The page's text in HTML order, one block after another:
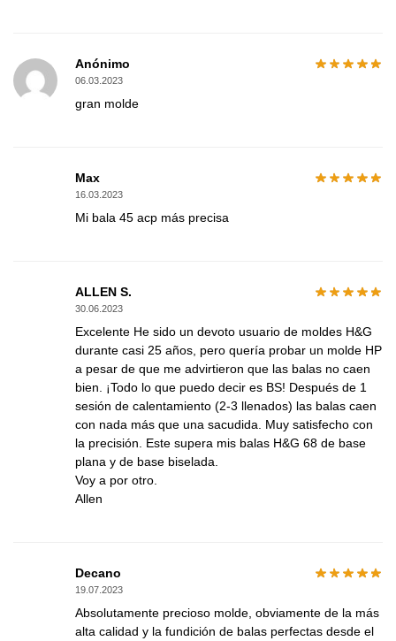
Anónimo
06.03.2023
gran molde
Max
16.03.2023
Mi bala 45 acp más precisa
ALLEN S.
30.06.2023
Excelente He sido un devoto usuario de moldes H&G
durante casi 25 años, pero quería probar un molde HP
a pesar de que me advirtieron que las balas no caen
bien. ¡Todo lo que puedo decir es BS! Después de 1
sesión de calentamiento (2-3 llenados) las balas caen
con nada más que una sacudida. Muy satisfecho con
la precisión. Este supera mis balas H&G 68 de base
plana y de base biselada.
Voy a por otro.
Allen
Decano
19.07.2023
Absolutamente precioso molde, obviamente de la más
alta calidad y la fundición de balas perfectas desde el